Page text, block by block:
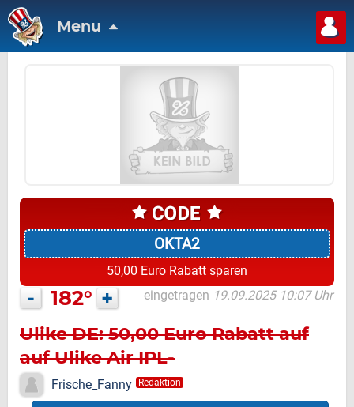
Menu
OKTA2
50,00 Euro Rabatt sparen
- 182° + eingetragen 19.09.2025 10:07 Uhr
Ulike DE: 50,00 Euro Rabatt auf
auf Ulike Air IPL-
Haarentfernungsgeräte
Frische_Fanny Redaktion